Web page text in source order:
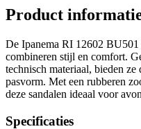
Product
De Ipanema RI 12602
combineren stijl en comfort.
technisch materiaal, bieden ze
pasvorm. Met een rubberen
deze sandalen ideaal voor
Specificaties